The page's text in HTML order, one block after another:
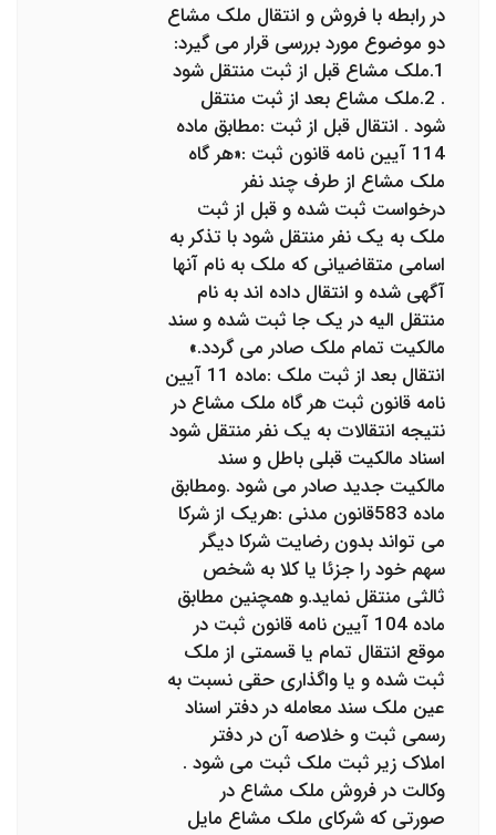
در رابطه با فروش و انتقال ملک مشاع
دو موضوع مورد بررسی قرار می گیرد:
1.ملک مشاع قبل از ثبت منتقل شود
. 2.ملک مشاع بعد از ثبت منتقل
شود . انتقال قبل از ثبت :مطابق ماده
114 آیین نامه قانون ثبت :«هر گاه
ملک مشاع از طرف چند نفر
درخواست ثبت شده و قبل از ثبت
ملک به یک نفر منتقل شود با تذکر به
اسامی متقاضیانی که ملک به نام آنها
آگهی شده و انتقال داده اند به نام
منتقل الیه در یک جا ثبت شده و سند
مالکیت تمام ملک صادر می گردد.»
انتقال بعد از ثبت ملک :ماده 11 آیین
نامه قانون ثبت هر گاه ملک مشاع در
نتیجه انتقالات به یک نفر منتقل شود
اسناد مالکیت قبلی باطل و سند
مالکیت جدید صادر می شود .ومطابق
ماده 583قانون مدنی :هریک از شرکا
می تواند بدون رضایت شرکا دیگر
سهم خود را جزئا یا کلا به شخص
ثالثی منتقل نماید.و همچنین مطابق
ماده 104 آیین نامه قانون ثبت در
موقع انتقال تمام یا قسمتی از ملک
ثبت شده و یا واگذاری حقی نسبت به
عین ملک سند معامله در دفتر اسناد
رسمی ثبت و خلاصه آن در دفتر
املاک زیر ثبت ملک ثبت می شود .
وکالت در فروش ملک مشاع در
صورتی که شرکای ملک مشاع مایل